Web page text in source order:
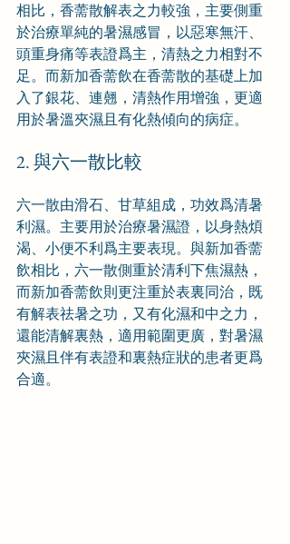
相比，香薷散解表之力較強，主要側重
於治療單純的暑濕感冒，以惡寒無汗、
頭重身痛等表證爲主，清熱之力相對不
足。而新加香薷飲在香薷散的基礎上加
入了銀花、連翹，清熱作用增強，更適
用於暑溫夾濕且有化熱傾向的病症。
2. 與六一散比較
六一散由滑石、甘草組成，功效爲清暑
利濕。主要用於治療暑濕證，以身熱煩
渴、小便不利爲主要表現。與新加香薷
飲相比，六一散側重於清利下焦濕熱，
而新加香薷飲則更注重於表裏同治，既
有解表祛暑之功，又有化濕和中之力，
還能清解裏熱，適用範圍更廣，對暑濕
夾濕且伴有表證和裏熱症狀的患者更爲
合適。